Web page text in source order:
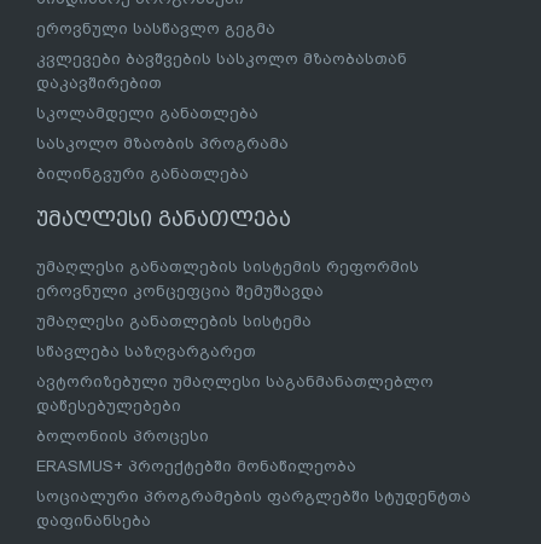
ეროვნული სასწავლო გეგმა
კვლევები ბავშვების სასკოლო მზაობასთან
დაკავშირებით
სკოლამდელი განათლება
სასკოლო მზაობის პროგრამა
ბილინგვური განათლება
უმაღლესი განათლება
უმაღლესი განათლების სისტემის რეფორმის
ეროვნული კონცეფცია შემუშავდა
უმაღლესი განათლების სისტემა
სწავლება საზღვარგარეთ
ავტორიზებული უმაღლესი საგანმანათლებლო
დაწესებულებები
ბოლონიის პროცესი
ERASMUS+ პროექტებში მონაწილეობა
სოციალური პროგრამების ფარგლებში სტუდენტთა
დაფინანსება